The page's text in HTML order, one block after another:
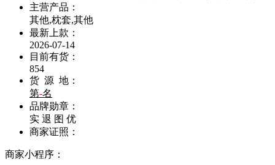
主营产品：
其他,枕套,其他
最新上款：
2026-07-14
目前有货：
854
货 源 地：
第-名
品牌勋章：
实 退 图 优
商家证照：
商家小程序：